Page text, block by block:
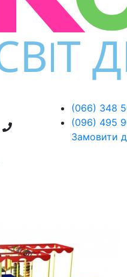
(066) 348
(096) 495
Замовити